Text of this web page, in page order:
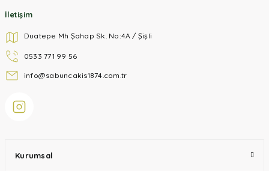
İletişim
Duatepe Mh Şahap Sk. No:4A / Şişli
0533 771 99 56
info@sabuncakis1874.com.tr
Kurumsal